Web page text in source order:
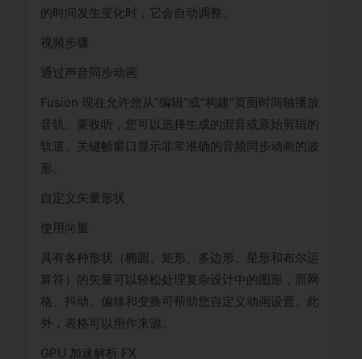
的时间发生变化时，它会自动调整。
视频步骤
通过声音同步动画
Fusion 现在允许您从“编辑”或“构建”页面时间轴播放
音轨。要收听，您可以选择生成的混音或原始剪辑的
轨道。关键帧窗口显示非常准确的音频同步动画的波
形。
自定义矢量形状
使用向量
具有各种形状（椭圆、矩形、多边形、星形和布尔运
算符）的矢量可以轻松处理复杂设计中的图形，而网
格、抖动、偏移和变换可帮助您自定义动画设置。此
外，表格可以用作来源。
GPU 加速解析 FX